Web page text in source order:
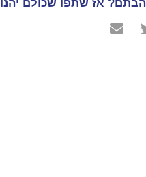
אז שתפו שכולם יהנו